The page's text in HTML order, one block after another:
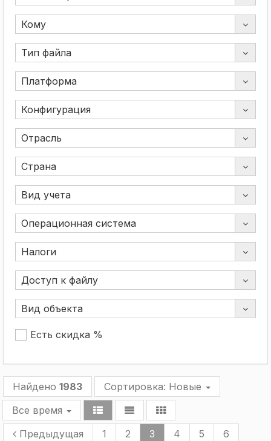
Есть скидка %
Найдено 1983 Сортировка: Новые
Все время
Предыдущая
1 2 3 4 5
6